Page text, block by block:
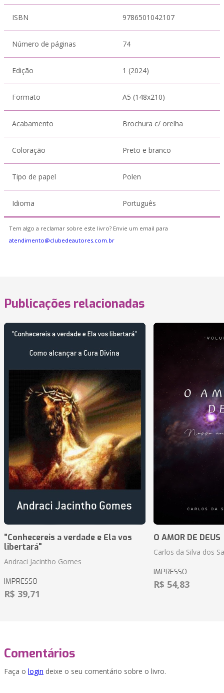
ISBN 9786501042107
Número de páginas 74
Edição 1 (2024)
Formato A5 (148x210)
Acabamento Brochura c/ orelha
Coloração Preto e branco
Tipo de papel Polen
Idioma Português
Tem algo a reclamar sobre este livro? Envie um email para
atendimento@clubedeautores.com.br
Publicações relacionadas
"Conhecereis a verdade e Ela vos
libertará"
Andraci Jacintho Gomes
IMPRESSO
R$ 39,71
O AMOR DE DEUS
Carlos da Silva dos
IMPRESSO
R$ 54,83
Comentários
Faça o login deixe o seu comentário sobre o livro.